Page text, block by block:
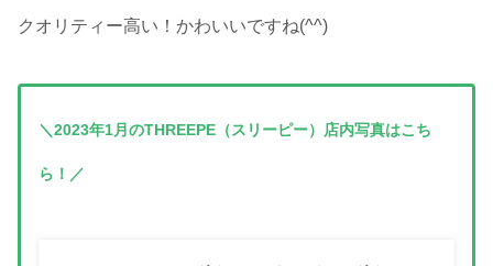
クオリティー高い！かわいいですね(^^)
＼2023年1月のTHREEPE（スリーピー）店内写真はこち
ら！／